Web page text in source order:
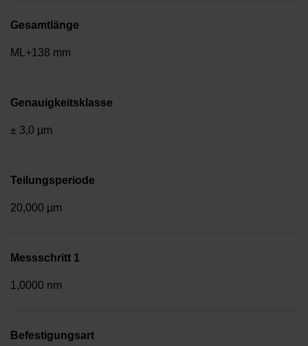
Gesamtlänge
ML+138 mm
Genauigkeitsklasse
± 3,0 µm
Teilungsperiode
20,000 µm
Messschritt 1
1,0000 nm
Befestigungsart